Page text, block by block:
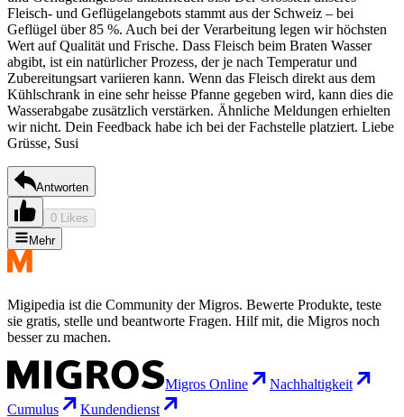
Fleisch- und Geflügelangebots stammt aus der Schweiz – bei
Geflügel über 85 %. Auch bei der Verarbeitung legen wir höchsten
Wert auf Qualität und Frische. Dass Fleisch beim Braten Wasser
abgibt, ist ein natürlicher Prozess, der je nach Temperatur und
Zubereitungsart variieren kann. Wenn das Fleisch direkt aus dem
Kühlschrank in eine sehr heisse Pfanne gegeben wird, kann dies die
Wasserabgabe zusätzlich verstärken. Ähnliche Meldungen erhielten
wir nicht. Dein Feedback habe ich bei der Fachstelle platziert. Liebe
Grüsse, Susi
Antworten
0 Likes
Mehr
Migipedia ist die Community der Migros. Bewerte Produkte, teste
sie gratis, stelle und beantworte Fragen. Hilf mit, die Migros noch
besser zu machen.
Migros Online
Nachhaltigkeit
Cumulus
Kundendienst